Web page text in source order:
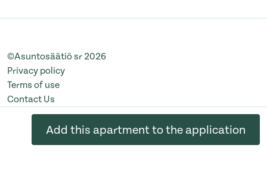
©Asuntosäätiö sr 2026
Privacy policy
Terms of use
Contact Us
Change cookie settings
Add this apartment to the application